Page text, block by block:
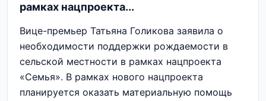
рамках нацпроекта...
Вице-премьер Татьяна Голикова заявила о
необходимости поддержки рождаемости в
сельской местности в рамках нацпроекта
«Семья». В рамках нового нацпроекта
планируется оказать материальную помощь